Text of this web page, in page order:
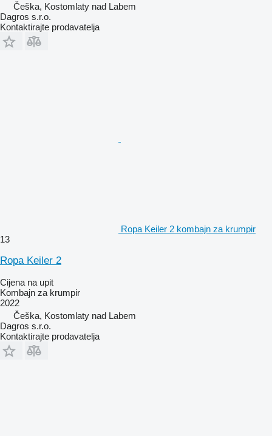
Češka, Kostomlaty nad Labem
Dagros s.r.o.
Kontaktirajte prodavatelja
Ropa Keiler 2 kombajn za krumpir
13
Ropa Keiler 2
Cijena na upit
Kombajn za krumpir
2022
Češka, Kostomlaty nad Labem
Dagros s.r.o.
Kontaktirajte prodavatelja